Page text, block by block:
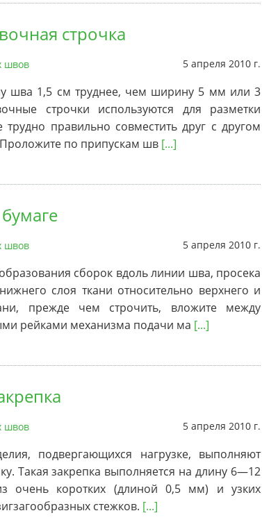
строчка
швов 5 апреля 2010 г.
шва 1,5 см труднее, чем ширину 5 мм или 3
строчки используются для разметки
трудно правильно совместить друг с другом
по припускам шв [...]
швов 5 апреля 2010 г.
сборок вдоль линии шва, просека
слоя ткани относительно верхнего и
прежде чем строчить, вложите между
рейками механизма подачи ма [...]
швов 5 апреля 2010 г.
подвергающихся нагрузке, выполняют
Такая закрепка выполняется на длину 6—12
очень коротких (длиной 0,5 мм) и узких
стежков. [...]